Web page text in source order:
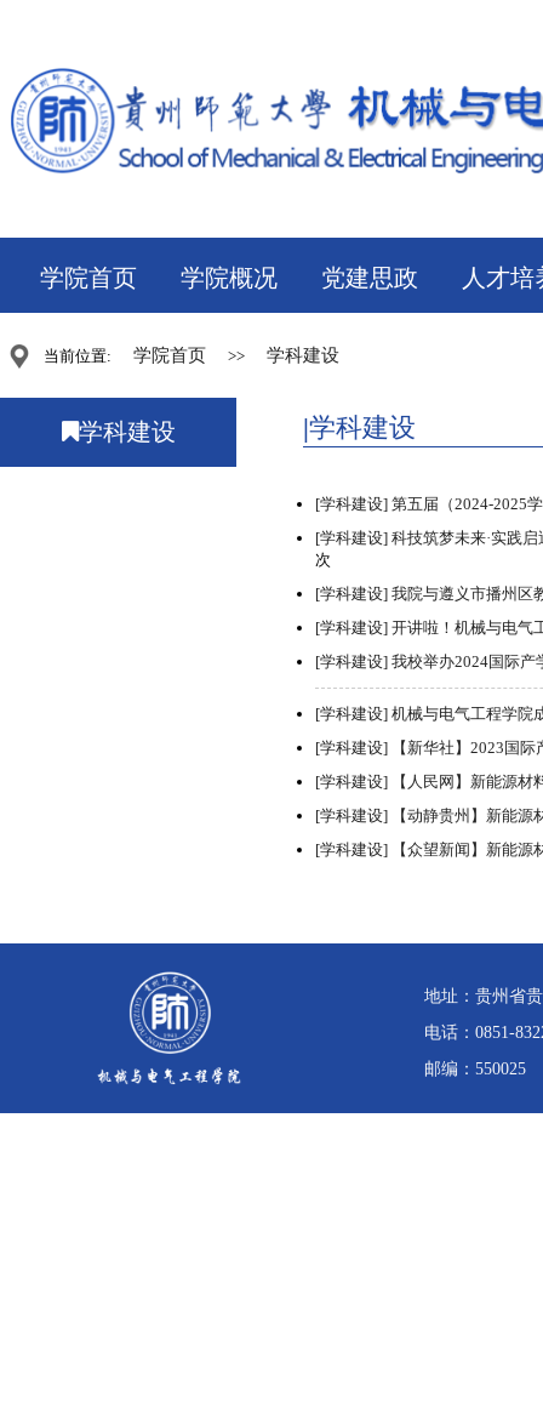
学院首页 学院概况 党建思政 人才培
当前位置: 学院首页 >> 学科建设
学科建设 学科建设
[学科建设] 第五届（2024-2025
[学科建设] 科技筑梦未来·实践
次
[学科建设] 我院与遵义市播州区
[学科建设] 开讲啦！机械与电气
[学科建设] 我校举办2024国际产
[学科建设] 机械与电气工程学院
[学科建设]
【新华社】2023国
[学科建设]
【人民网】新能源
[学科建设]
【动静贵州】新能
[学科建设]
【众望新闻】新能
地址：贵州省
电话：0851-
邮编：550025